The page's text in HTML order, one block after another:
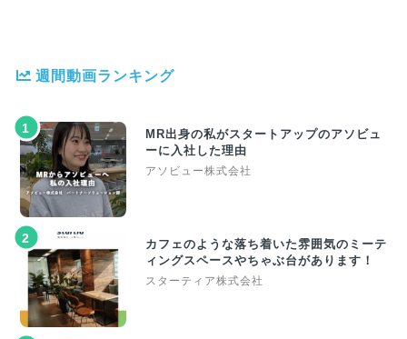
週間動画ランキング
1
MR出身の私がスタートアップのアソビュ
ーに入社した理由
アソビュー株式会社
2
カフェのような落ち着いた雰囲気のミーテ
ィングスペースやちゃぶ台があります！
スターティア株式会社